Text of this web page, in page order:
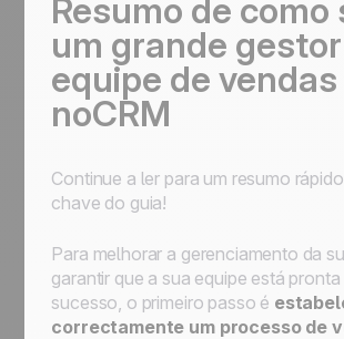
Resumo de como
um grande
equipe de vendas
noCRM
Continue a ler para um resumo
chave do guia!
Para melhorar a gerenciamento da
garantir que a sua equipe está
sucesso, o primeiro passo é
correctamente um processo de